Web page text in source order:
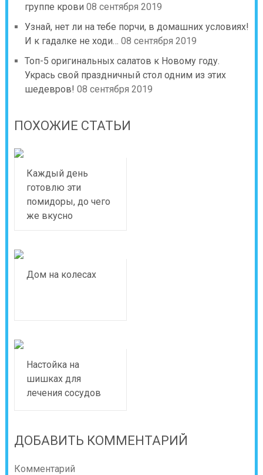
группе крови 08 сентября 2019
Узнай, нет ли на тебе порчи, в домашних условиях!
И к гадалке не ходи… 08 сентября 2019
Топ-5 оригинальных салатов к Новому году.
Укрась свой праздничный стол одним из этих
шедевров! 08 сентября 2019
ПОХОЖИЕ СТАТЬИ
Каждый день
готовлю эти
помидоры, до чего
же вкусно
Дом на колесах
Настойка на
шишках для
лечения сосудов
ДОБАВИТЬ КОММЕНТАРИЙ
Комментарий